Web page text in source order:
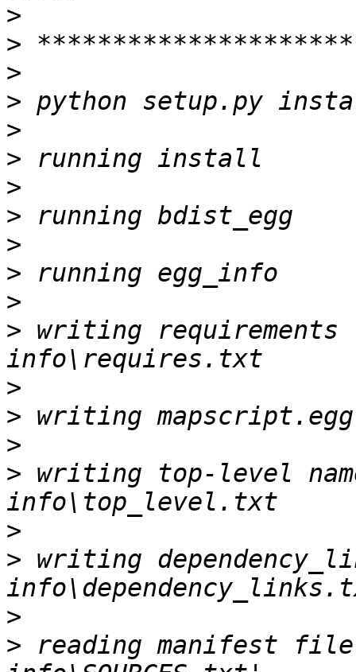
>
>
>
>
>
>
>
>
>
>
>
> writing requirements
>
>
>
> writing top-level
>
> writing
>
> reading manifest